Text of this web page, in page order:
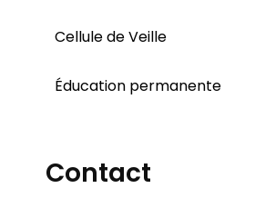
Cellule de Veille
Éducation permanente
Contact